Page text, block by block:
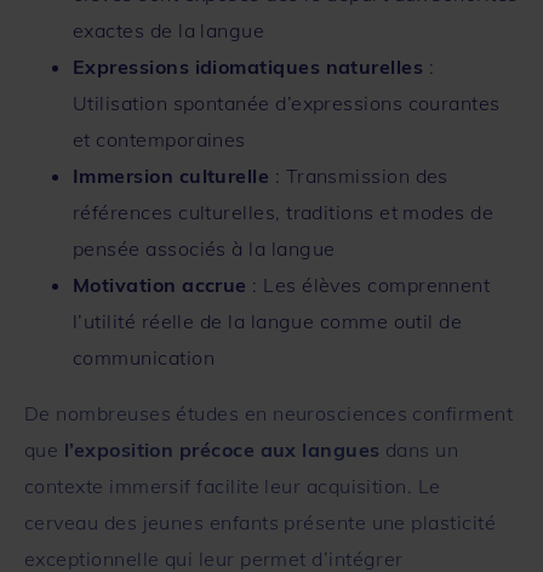
exactes de la langue
Expressions idiomatiques naturelles :
Utilisation spontanée d’expressions courantes
et contemporaines
Immersion culturelle : Transmission des
références culturelles, traditions et modes de
pensée associés à la langue
Motivation accrue : Les élèves comprennent
l’utilité réelle de la langue comme outil de
communication
De nombreuses études en neurosciences confirment
que l’exposition précoce aux langues dans un
contexte immersif facilite leur acquisition. Le
cerveau des jeunes enfants présente une plasticité
exceptionnelle qui leur permet d’intégrer